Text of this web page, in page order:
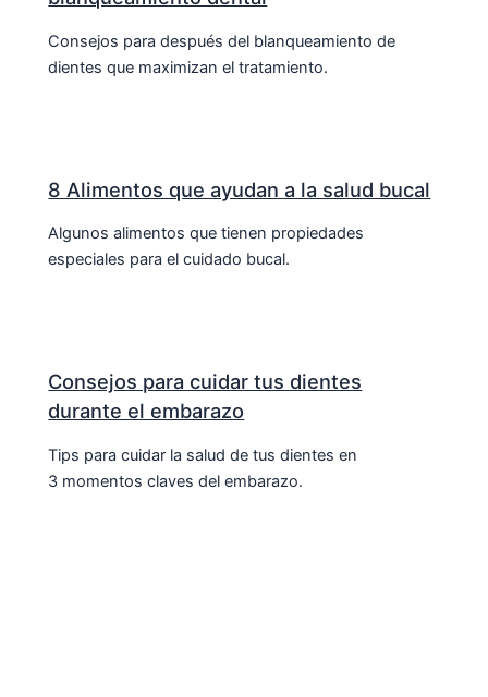
Consejos para después del blanqueamiento de
dientes que maximizan el tratamiento.
8 Alimentos que ayudan a la salud bucal
Algunos alimentos que tienen propiedades
especiales para el cuidado bucal.
Consejos para cuidar tus dientes
durante el embarazo
Tips para cuidar la salud de tus dientes en
3 momentos claves del embarazo.